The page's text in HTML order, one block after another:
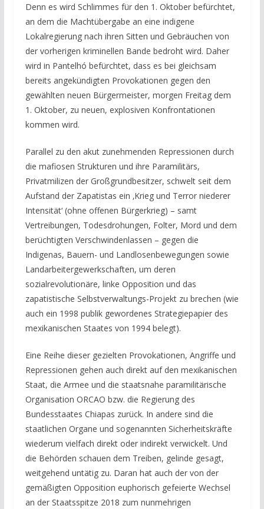
Denn es wird Schlimmes für den 1. Oktober befürchtet,
an dem die Machtübergabe an eine indigene
Lokalregierung nach ihren Sitten und Gebräuchen von
der vorherigen kriminellen Bande bedroht wird. Daher
wird in Pantelhó befürchtet, dass es bei gleichsam
bereits angekündigten Provokationen gegen den
gewählten neuen Bürgermeister, morgen Freitag dem
1. Oktober, zu neuen, explosiven Konfrontationen
kommen wird.
Parallel zu den akut zunehmenden Repressionen durch
die mafiosen Strukturen und ihre Paramilitärs,
Privatmilizen der Großgrundbesitzer, schwelt seit dem
Aufstand der Zapatistas ein ‚Krieg und Terror niederer
Intensität‘ (ohne offenen Bürgerkrieg) – samt
Vertreibungen, Todesdrohungen, Folter, Mord und dem
berüchtigten Verschwindenlassen – gegen die
Indigenas, Bauern- und Landlosenbewegungen sowie
Landarbeitergewerkschaften, um deren
sozialrevolutionäre, linke Opposition und das
zapatistische Selbstverwaltungs-Projekt zu brechen (wie
auch ein 1998 publik gewordenes Strategiepapier des
mexikanischen Staates von 1994 belegt).
Eine Reihe dieser gezielten Provokationen, Angriffe und
Repressionen gehen auch direkt auf den mexikanischen
Staat, die Armee und die staatsnahe paramilitärische
Organisation ORCAO bzw. die Regierung des
Bundesstaates Chiapas zurück. In andere sind die
staatlichen Organe und sogenannten Sicherheitskräfte
wiederum vielfach direkt oder indirekt verwickelt. Und
die Behörden schauen dem Treiben, gelinde gesagt,
weitgehend untätig zu. Daran hat auch der von der
gemäßigten Opposition euphorisch gefeierte Wechsel
an der Staatsspitze 2018 zum nunmehrigen